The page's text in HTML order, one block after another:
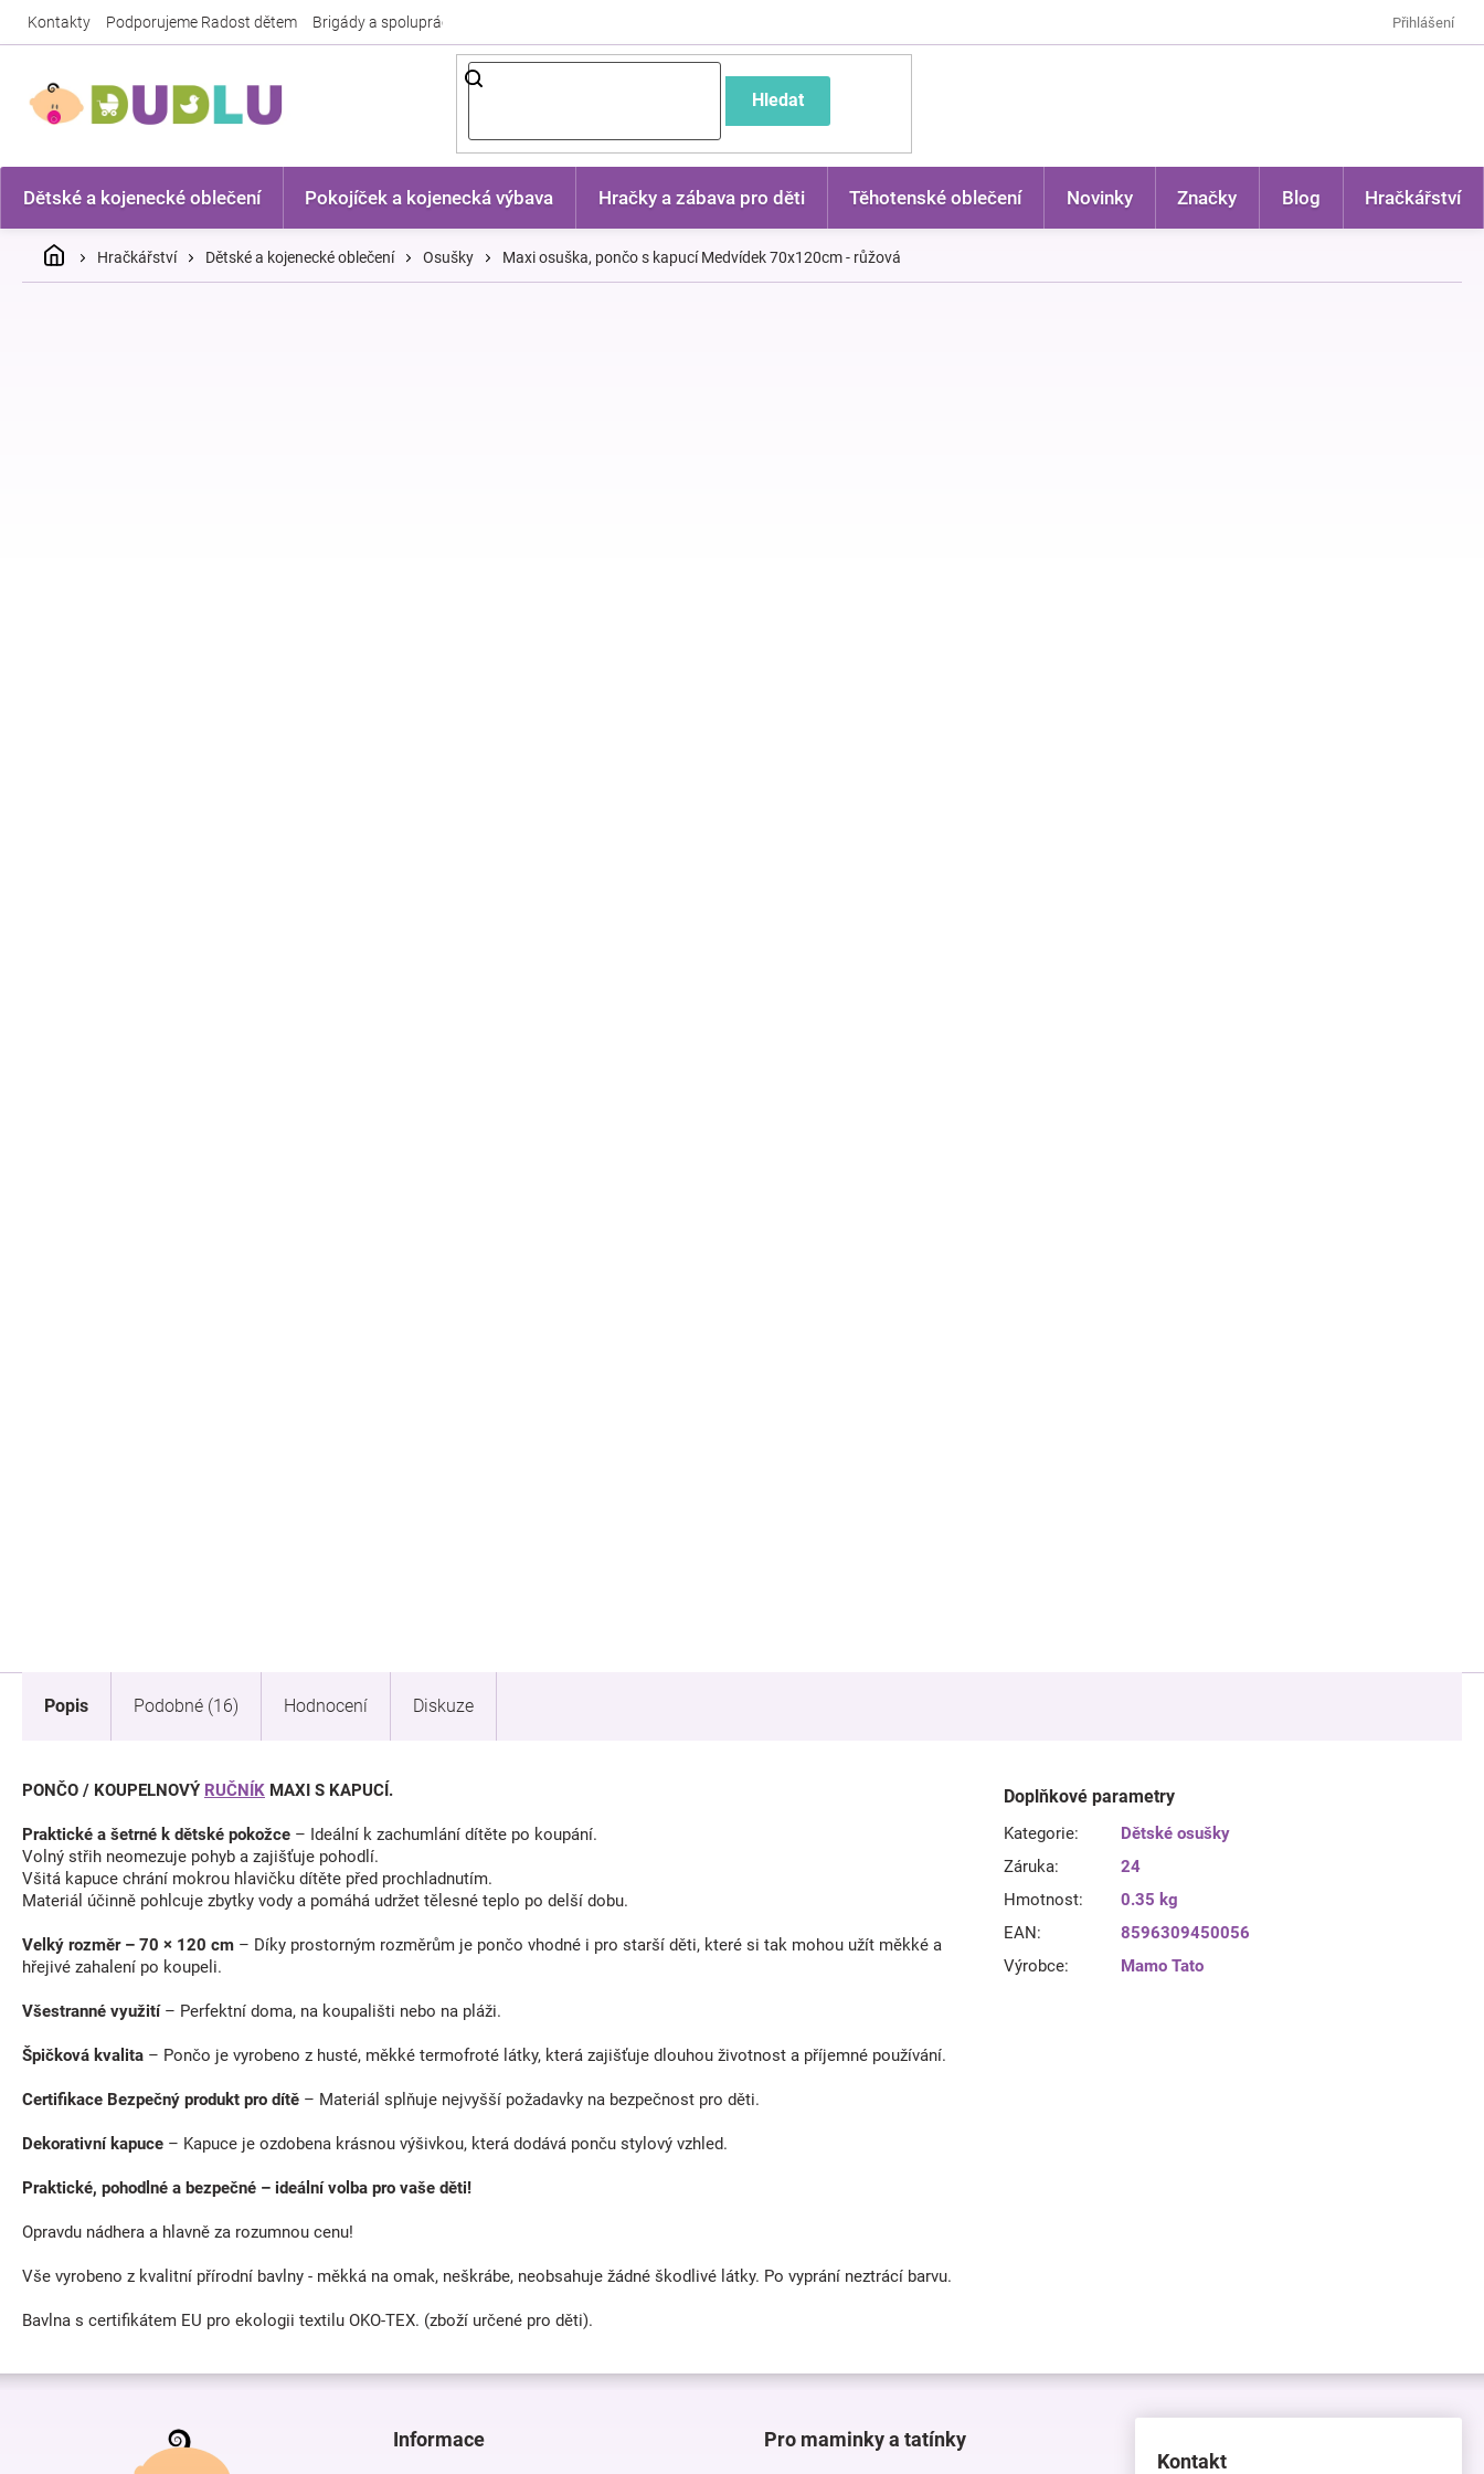
Kontakty Podporujeme Radost dětem Brigády a spolupráce Přihlášení
Hledat
Dětské a kojenecké oblečení Pokojíček a kojenecká výbava Hračky a zábava pro děti Těhotenské oblečení Novinky Značky Blog Hračkářství
DomůHračkářství Dětské a kojenecké oblečení Osušky Maxi osuška, pončo s kapucí Medvídek 70x120cm - růžová
Popis Podobné (16) Hodnocení Diskuze
PONČO / KOUPELNOVÝ RUČNÍK MAXI S KAPUCÍ.
Praktické a šetrné k dětské pokožce – Ideální k zachumlání dítěte po koupání.
Volný střih neomezuje pohyb a zajišťuje pohodlí.
Všitá kapuce chrání mokrou hlavičku dítěte před prochladnutím.
Materiál účinně pohlcuje zbytky vody a pomáhá udržet tělesné teplo po delší dobu.
Velký rozměr – 70 × 120 cm – Díky prostorným rozměrům je pončo vhodné i pro starší děti, které si tak mohou užít měkké a
hřejivé zahalení po koupeli.
Všestranné využití– Perfektní doma, na koupališti nebo na pláži.
Špičková kvalita – Pončo je vyrobeno z husté, měkké termofroté látky, která zajišťuje dlouhou životnost a příjemné používání.
Certifikace Bezpečný produkt pro dítě – Materiál splňuje nejvyšší požadavky na bezpečnost pro děti.
Dekorativní kapuce – Kapuce je ozdobena krásnou výšivkou, která dodává ponču stylový vzhled.
Praktické, pohodlné a bezpečné – ideální volba pro vaše děti!
Opravdu nádhera a hlavně za rozumnou cenu!
Vše vyrobeno z kvalitní přírodní bavlny - měkká na omak, neškrábe, neobsahuje žádné škodlivé látky. Po vyprání neztrácí barvu.
Bavlna s certifikátem EU pro ekologii textilu OKO-TEX. (zboží určené pro děti).
Doplňkové parametry
Kategorie:
Dětské osušky
Záruka:
24
Hmotnost:
0.35 kg
EAN:
8596309450056
Výrobce: Mamo Tato
Z
Informace
Pro maminky a tatínky
Kontakt